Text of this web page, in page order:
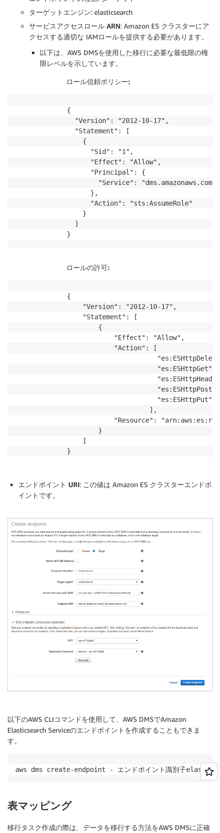
ターゲットエンジン: elasticsearch
サービスアクセスロール ARN: Amazon ES クラスターにア
クセスする適切な IAMロールを提供する必要があります。
以下は、AWS DMSを使用した移行に必要な最低限の権
限レベルを示しています。
ロール信頼ポリシー:
{
  "Version": "2012-10-17",
  "Statement": [
    {
      "Sid": "1",
      "Effect": "Allow",
      "Principal": {
        "Service": "dms.amazonaws.com"
      },
      "Action": "sts:AssumeRole"
    }
  ]
}
ロールの許可:
{
    "Version": "2012-10-17",
    "Statement": [
        {
            "Effect": "Allow",
            "Action": [
                       "es:ESHttpGet",
                       "es:ESHttpHead",
                       "es:ESHttpPost",
                       "es:ESHttpPut"
                     ],
"Resource":
        }
    ]
エンドポイント URI: この値は Amazon ES クラスターエンドポ
イントです。
以下のAWS CLIコマンドを使用して、AWS DMSでAmazon
Elasticsearch Serviceのエンドポイントを作成することもできま
す。
aws dms create-endpoint - エンドポイント識別子
表マッピング
移行タスク作成の際は、データを移行する方法をAWS DMSに正確